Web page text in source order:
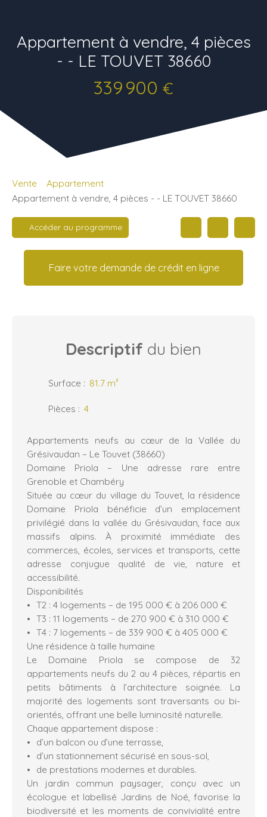
Appartement à vendre, 4 pièces
- - LE TOUVET 38660
339 900 €
Vente
Appartement
Appartement à vendre, 4 pièces - - LE TOUVET 38660
Accéder au programme
Faire votre demande de crédit en ligne
Descriptif du bien
Surface : 81.7 m²
Pièces : 4
Appartements neufs au cœur de la Vallée du
Grésivaudan – Le Touvet (38660)
Domaine Priola – Une adresse rare entre
Grenoble et Chambéry
Située au cœur du village du Touvet, la résidence
Domaine Priola bénéficie d’un emplacement
privilégié dans la vallée du Grésivaudan, face aux
massifs alpins. À proximité immédiate des
commerces, écoles, services et transports, cette
adresse conjugue qualité de vie, nature et
accessibilité.
Disponibilités
T2 : 4 logements – de 195 000 € à 206 000 €
T3 : 11 logements – de 270 900 € à 310 000 €
T4 : 7 logements – de 339 900 € à 405 000 €
Une résidence à taille humaine
Le Domaine Priola se compose de 32
appartements neufs du 2 au 4 pièces, répartis en
petits bâtiments à l’architecture soignée. La
majorité des logements sont traversants ou bi-
orientés, offrant une belle luminosité naturelle.
Chaque appartement dispose :
d’un balcon ou d’une terrasse,
d’un stationnement sécurisé en sous-sol,
de prestations modernes et durables.
Un jardin commun paysager, conçu avec un
écologue et labellisé Jardins de Noé, favorise la
biodiversité et les moments de convivialité entre